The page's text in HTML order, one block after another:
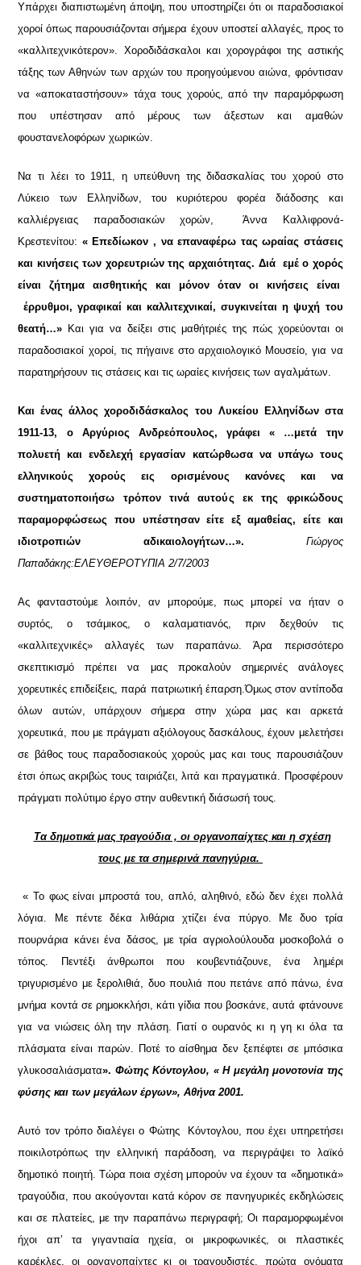
Υπάρχει διαπιστωμένη άποψη, που υποστηρίζει ότι οι παραδοσιακοί
χοροί όπως παρουσιάζονται σήμερα έχουν υποστεί αλλαγές, προς το
«καλλιτεχνικότερον». Χοροδιδάσκαλοι και χορογράφοι της αστικής
τάξης των Αθηνών των αρχών του προηγούμενου αιώνα, φρόντισαν
να «αποκαταστήσουν» τάχα τους χορούς, από την παραμόρφωση
που υπέστησαν από μέρους των άξεστων και αμαθών
φουστανελοφόρων χωρικών.
Να τι λέει το 1911, η υπεύθυνη της διδασκαλίας του χορού στο
Λύκειο των Ελληνίδων, του κυριότερου φορέα διάδοσης και
καλλιέργειας παραδοσιακών χορών, Άννα Καλλιφρονά-
Κρεστενίτου: « Επεδίωκον , να επαναφέρω τας ωραίας στάσεις
και κινήσεις των χορευτριών της αρχαιότητας. Διά εμέ ο χορός
είναι ζήτημα αισθητικής και μόνον όταν οι κινήσεις είναι
έρρυθμοι, γραφικαί και καλλιτεχνικαί, συγκινείται η ψυχή του
θεατή…» Και για να δείξει στις μαθήτριές της πώς χορεύονται οι
παραδοσιακοί χοροί, τις πήγαινε στο αρχαιολογικό Μουσείο, για να
παρατηρήσουν τις στάσεις και τις ωραίες κινήσεις των αγαλμάτων.
Και ένας άλλος χοροδιδάσκαλος του Λυκείου Ελληνίδων στα
1911-13, ο Αργύριος Ανδρεόπουλος, γράφει « …μετά την
πολυετή και ενδελεχή εργασίαν κατώρθωσα να υπάγω τους
ελληνικούς χορούς εις ορισμένους κανόνες και να
συστηματοποιήσω τρόπον τινά αυτούς εκ της φρικώδους
παραμορφώσεως που υπέστησαν είτε εξ αμαθείας, είτε και
ιδιοτροπιών αδικαιολογήτων…».
Γιώργος
Παπαδάκης:ΕΛΕΥΘΕΡΟΤΥΠΙΑ 2/7/2003
Ας φανταστούμε λοιπόν, αν μπορούμε, πως μπορεί να ήταν ο
συρτός, ο τσάμικος, ο καλαματιανός, πριν δεχθούν τις
«καλλιτεχνικές» αλλαγές των παραπάνω. Άρα περισσότερο
σκεπτικισμό πρέπει να μας προκαλούν σημερινές ανάλογες
χορευτικές επιδείξεις, παρά πατριωτική έπαρση.Όμως στον αντίποδα
όλων αυτών, υπάρχουν σήμερα στην χώρα μας και αρκετά
χορευτικά, που με πράγματι αξιόλογους δασκάλους, έχουν μελετήσει
σε βάθος τους παραδοσιακούς χορούς μας και τους παρουσιάζουν
έτσι όπως ακριβώς τους ταιριάζει, λιτά και πραγματικά. Προσφέρουν
πράγματι πολύτιμο έργο στην αυθεντική διάσωσή τους.
Τα δημοτικά μας τραγούδια , οι οργανοπαίχτες και η σχέση
τους με τα σημερινά πανηγύρια.
« Το φως είναι μπροστά του, απλό, αληθινό, εδώ δεν έχει πολλά
λόγια. Με πέντε δέκα λιθάρια χτίζει ένα πύργο. Με δυο τρία
πουρνάρια κάνει ένα δάσος, με τρία αγριολούλουδα μοσκοβολά ο
τόπος. Πεντέξι άνθρωποι που κουβεντιάζουνε, ένα λημέρι
τριγυρισμένο με ξερολιθιά, δυο πουλιά που πετάνε από πάνω, ένα
μνήμα κοντά σε ρημοκκλήσι, κάτι γίδια που βοσκάνε, αυτά φτάνουνε
για να νιώσεις όλη την πλάση. Γιατί ο ουρανός κι η γη κι όλα τα
πλάσματα είναι παρών. Ποτέ το αίσθημα δεν ξεπέφτει σε μπόσικα
γλυκοσαλιάσματα». Φώτης Κόντογλου, « Η μεγάλη μονοτονία της
φύσης και των μεγάλων έργων», Αθήνα 2001.
Αυτό τον τρόπο διαλέγει ο Φώτης Κόντογλου, που έχει υπηρετήσει
ποικιλοτρόπως την ελληνική παράδοση, να περιγράψει το λαϊκό
δημοτικό ποιητή. Τώρα ποια σχέση μπορούν να έχουν τα «δημοτικά»
τραγούδια, που ακούγονται κατά κόρον σε πανηγυρικές εκδηλώσεις
και σε πλατείες, με την παραπάνω περιγραφή; Οι παραμορφωμένοι
ήχοι απ’ τα γιγαντιαία ηχεία, οι μικροφωνικές, οι πλαστικές
καρέκλες, οι οργανοπαίχτες κι οι τραγουδιστές, πρώτα ονόματα